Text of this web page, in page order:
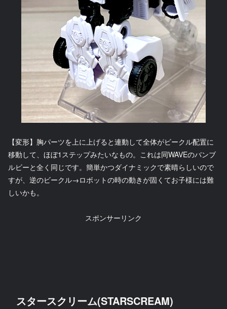
【変形】胸パーツを上に上げると連動して全体がビークル配置に
移動して、ほぼ1ステップみたいなもの。これは同WAVEのバンブ
ルビーと全く同じです。簡単かつダイナミックで素晴らしいので
すが、逆のビークル→ロボットの時の動きが固くてお子様には難
しいかも。
スポンサーリンク
スタースクリーム(STARSCREAM)